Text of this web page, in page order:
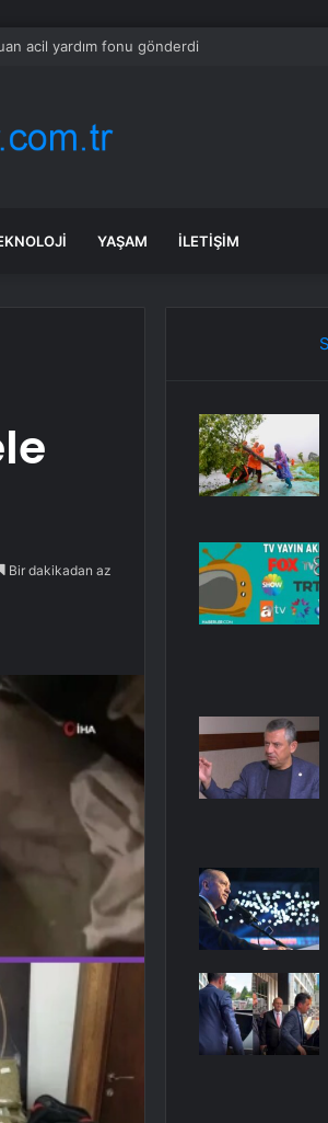
var? ATV, Show TV, NOW, TV8, TRT1, Kanal
YAŞAM İLETIŞIM
Bir dakikadan az